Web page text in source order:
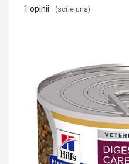
1 opinii (scrie una)